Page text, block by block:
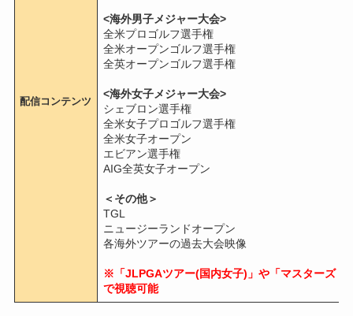
配信コンテンツ
<海外男子メジャー大会>
全米プロゴルフ選手権
全米オープンゴルフ選手権
全英オープンゴルフ選手権
<海外女子メジャー大会>
シェブロン選手権
全米女子プロゴルフ選手権
全米女子オープン
エビアン選手権
AIG全英女子オープン
＜その他＞
TGL
ニュージーランドオープン
各海外ツアーの過去大会映像
※「JLPGAツアー(国内女子)」や「マスターズト
で視聴可能